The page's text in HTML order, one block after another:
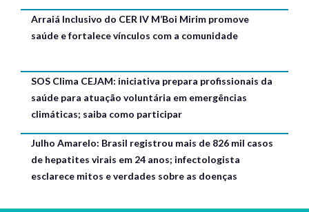
Arraiá Inclusivo do CER IV M’Boi Mirim promove
saúde e fortalece vínculos com a comunidade
SOS Clima CEJAM: iniciativa prepara profissionais da
saúde para atuação voluntária em emergências
climáticas; saiba como participar
Julho Amarelo: Brasil registrou mais de 826 mil casos
de hepatites virais em 24 anos; infectologista
esclarece mitos e verdades sobre as doenças